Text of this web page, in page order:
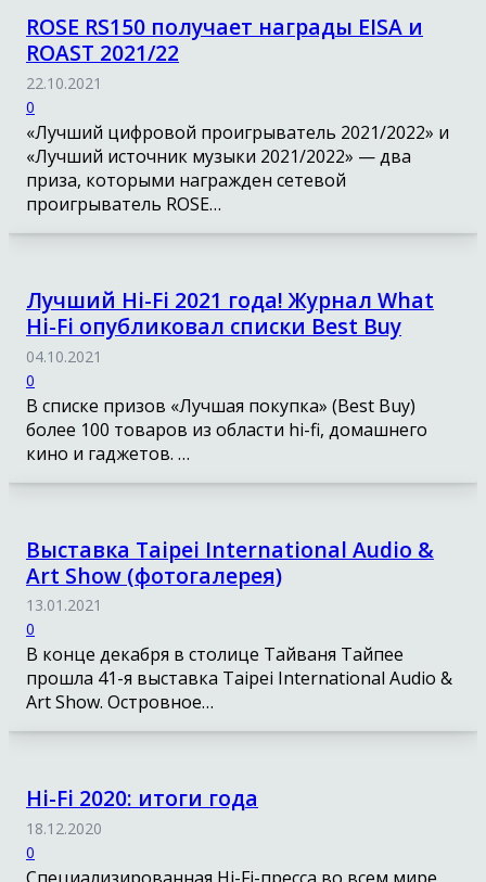
ROSE RS150 получает награды EISA и
ROAST 2021/22
22.10.2021
0
«Лучший цифровой проигрыватель 2021/2022» и
«Лучший источник музыки 2021/2022» — два
приза, которыми награжден сетевой
проигрыватель ROSE…
Лучший Hi-Fi 2021 года! Журнал What
Hi-Fi опубликовал списки Best Buy
04.10.2021
0
В списке призов «Лучшая покупка» (Best Buy)
более 100 товаров из области hi-fi, домашнего
кино и гаджетов. …
Выставка Taipei International Audio &
Art Show (фотогалерея)
13.01.2021
0
В конце декабря в столице Тайваня Тайпее
прошла 41-я выставка Taipei International Audio &
Art Show. Островное…
Hi-Fi 2020: итоги года
18.12.2020
0